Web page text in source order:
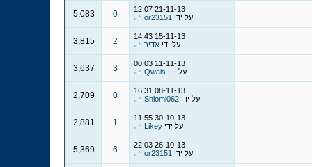
21-11-13
12:07
על ידי or23151
0
5,083
15-11-13
14:43
על ידי אדיר 2
3,815
11-11-13
00:03
על ידי Qwais
3
3,637
08-11-13
16:31
על ידי Shlomi062
0
2,709
30-10-13
11:55
על ידי Likey
1
2,881
26-10-13
22:03
על ידי or23151
6
5,369